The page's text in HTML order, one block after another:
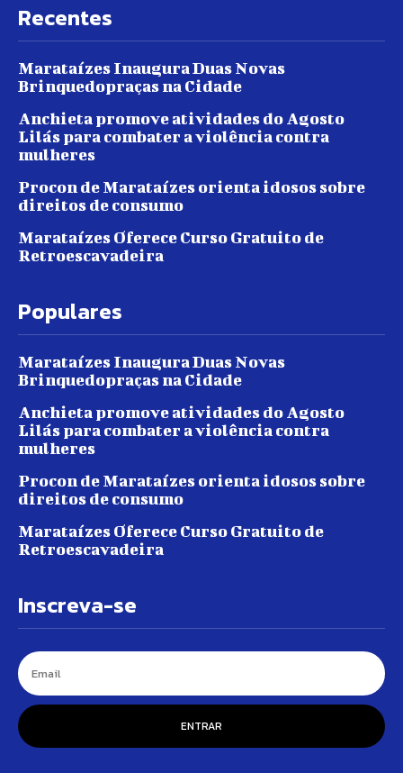
Recentes
Marataízes Inaugura Duas Novas
Brinquedopraças na Cidade
Anchieta promove atividades do Agosto
Lilás para combater a violência contra
mulheres
Procon de Marataízes orienta idosos sobre
direitos de consumo
Marataízes Oferece Curso Gratuito de
Retroescavadeira
Populares
Marataízes Inaugura Duas Novas
Brinquedopraças na Cidade
Anchieta promove atividades do Agosto
Lilás para combater a violência contra
mulheres
Procon de Marataízes orienta idosos sobre
direitos de consumo
Marataízes Oferece Curso Gratuito de
Retroescavadeira
Inscreva-se
ENTRAR